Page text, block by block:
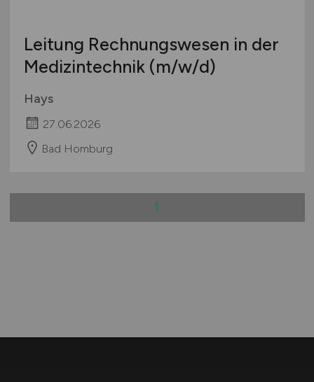
Leitung Rechnungswesen in der
Medizintechnik (m/w/d)
Hays
27.06.2026
Bad Homburg
1